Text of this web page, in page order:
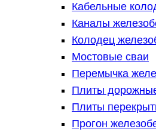
Кабельные
Каналы
Колодец
Мостовые сваи
Перемычка
Плиты
Плиты
Прогон